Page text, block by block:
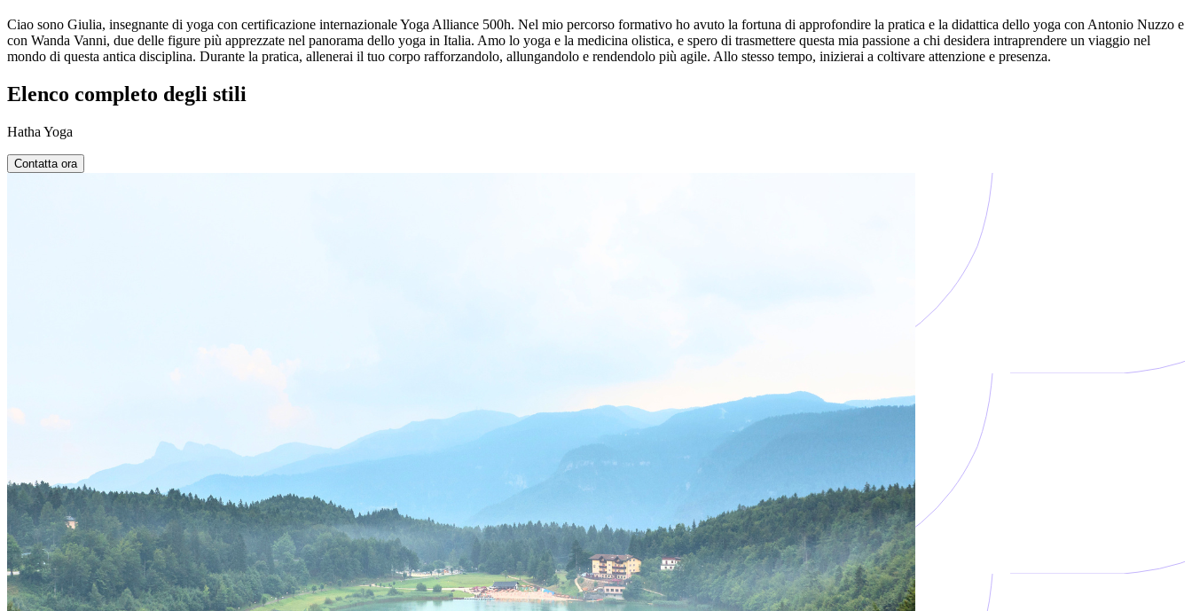
Ciao sono Giulia, insegnante di yoga con certificazione internazionale Yoga Alliance 500h. Nel mio percorso formativo ho avuto la fortuna di approfondire la pratica e la didattica dello yoga con Antonio Nuzzo e
con Wanda Vanni, due delle figure più apprezzate nel panorama dello yoga in Italia. Amo lo yoga e la medicina olistica, e spero di trasmettere questa mia passione a chi desidera intraprendere un viaggio nel
mondo di questa antica disciplina. Durante la pratica, allenerai il tuo corpo rafforzandolo, allungandolo e rendendolo più agile. Allo stesso tempo, inizierai a coltivare attenzione e presenza.
Elenco completo degli stili
Hatha Yoga
Contatta ora